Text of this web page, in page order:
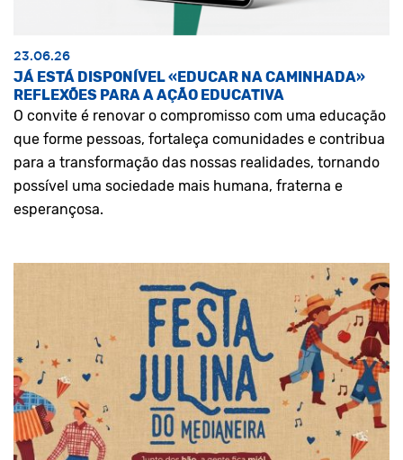
23.06.26
JÁ ESTÁ DISPONÍVEL «EDUCAR NA CAMINHADA»
REFLEXÕES PARA A AÇÃO EDUCATIVA
O convite é renovar o compromisso com uma educação
que forme pessoas, fortaleça comunidades e contribua
para a transformação das nossas realidades, tornando
possível uma sociedade mais humana, fraterna e
esperançosa.